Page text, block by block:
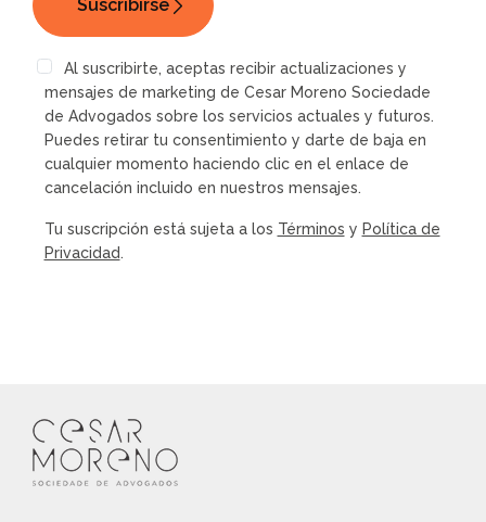
Al suscribirte, aceptas recibir actualizaciones y
mensajes de marketing de Cesar Moreno Sociedade
de Advogados sobre los servicios actuales y futuros.
Puedes retirar tu consentimiento y darte de baja en
cualquier momento haciendo clic en el enlace de
cancelación incluido en nuestros mensajes.
Tu suscripción está sujeta a los Términos y Política de
Privacidad.